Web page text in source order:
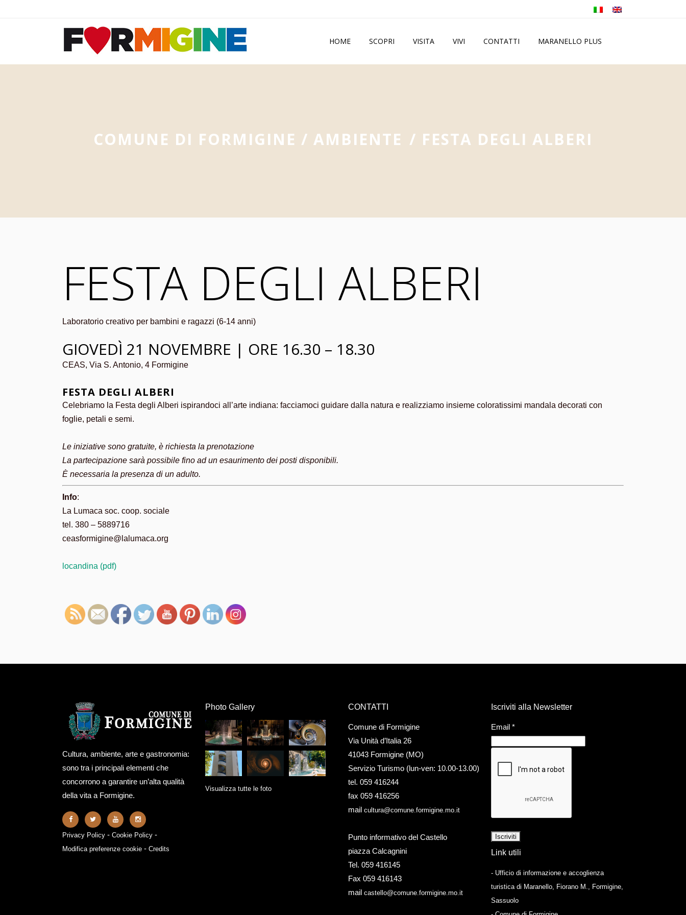
HOME SCOPRI VISITA VIVI CONTATTI MARANELLO PLUS
COMUNE DI FORMIGINE / AMBIENTE / FESTA DEGLI ALBERI
FESTA DEGLI ALBERI
Laboratorio creativo per bambini e ragazzi (6-14 anni)
GIOVEDÌ 21 NOVEMBRE | ORE 16.30 – 18.30
CEAS, Via S. Antonio, 4 Formigine
FESTA DEGLI ALBERI
Celebriamo la Festa degli Alberi ispirandoci all’arte indiana: facciamoci guidare dalla natura e realizziamo insieme coloratissimi mandala decorati con
foglie, petali e semi.
Le iniziative sono gratuite, è richiesta la prenotazione
La partecipazione sarà possibile fino ad un esaurimento dei posti disponibili.
È necessaria la presenza di un adulto.
Info:
La Lumaca soc. coop. sociale
tel. 380 – 5889716
ceasformigine@lalumaca.org
locandina (pdf)
Cultura, ambiente, arte e gastronomia:
sono tra i principali elementi che
concorrono a garantire un’alta qualità
della vita a Formigine.
Privacy Policy - Cookie Policy -
Modifica preferenze cookie - Credits
Photo Gallery
Visualizza tutte le foto
CONTATTI
Comune di Formigine
Via Unità d’Italia 26
41043 Formigine (MO)
Servizio Turismo (lun-ven: 10.00-13.00)
tel. 059 416244
fax 059 416256
mail cultura@comune.formigine.mo.it
Punto informativo del Castello
piazza Calcagnini
Tel. 059 416145
Fax 059 416143
mail castello@comune.formigine.mo.it
Iscriviti alla Newsletter
Email *
Link utili
- Ufficio di informazione e accoglienza
turistica di Maranello, Fiorano M., Formigine,
Sassuolo